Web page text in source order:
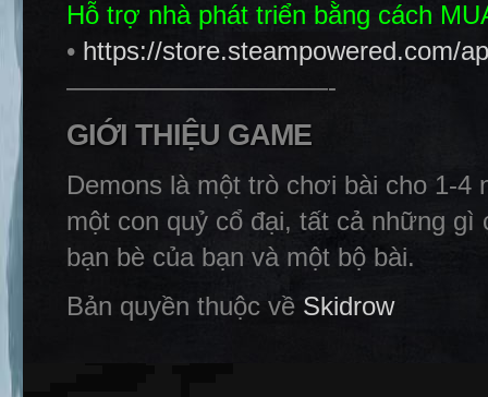
Hỗ trợ nhà phát triển bằng cách
• https://store.steampowered.com/
——————————-
GIỚI THIỆU GAME
Demons là một trò chơi bài cho 1-
một con quỷ cổ đại, tất cả những
bạn bè của bạn và một bộ bài.
Bản quyền thuộc về Skidrow